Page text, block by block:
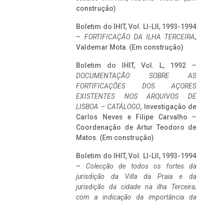
construção)
Boletim do IHIT, Vol. LI-LII, 1993-1994
– FORTIFICAÇÃO DA ILHA TERCEIRA,
Valdemar Mota. (Em construção)
Boletim do IHIT, Vol. L, 1992 –
DOCUMENTAÇÃO SOBRE AS
FORTIFICAÇÕES DOS AÇORES
EXISTENTES NOS ARQUIVOS DE
LISBOA – CATÁLOGO, Investigação de
Carlos Neves e Filipe Carvalho –
Coordenação de Artur Teodoro de
Matos. (Em construção)
Boletim do IHIT, Vol. LI-LII, 1993-1994
– Colecção de todos os fortes da
jurisdição da Villa da Praia e da
jurisdição da cidade na ilha Terceira,
com a indicação da importância da